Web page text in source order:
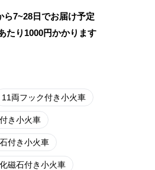
ら7~28日でお届け予定
たり 1000円かかります
11両フック付き小火車
き小火車
付き小火車
磁石付き小火車